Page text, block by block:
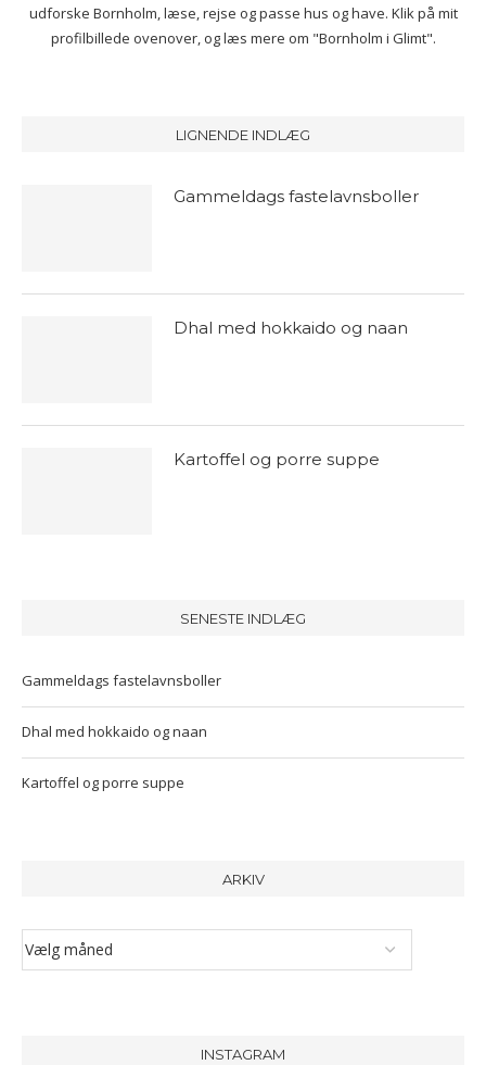
udforske Bornholm, læse, rejse og passe hus og have. Klik på mit
profilbillede ovenover, og læs mere om "Bornholm i Glimt".
LIGNENDE INDLÆG
Gammeldags fastelavnsboller
Dhal med hokkaido og naan
Kartoffel og porre suppe
SENESTE INDLÆG
Gammeldags fastelavnsboller
Dhal med hokkaido og naan
Kartoffel og porre suppe
ARKIV
INSTAGRAM